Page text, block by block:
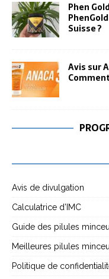
Phen
Suisse ?
Avis sur
Avis de divulgation
Calculatrice d’IMC
Guide des pilules
Meilleures pilules
Politique de